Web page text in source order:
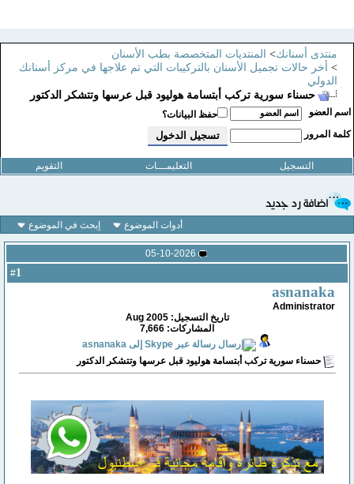
منتدى أسنانك>المنتديات المتخصصة بطب الأسنان
>أخر حالات تجميل الأسنان بالتركيبات التي تم علاجها في مركز أسنانك
الدولي
حسناء سورية تركب أبتسامة هوليود قبل عرسها وتتشكر الدكتور
اسم العضو
حفظ البيانات؟
كلمة المرور
التسجيل التعليمـــات التقويم
أدوات الموضوع إبحث في الموضوع
05-10-2026
asnanaka
Administrator
تاريخ التسجيل: Aug 2005
المشاركات: 7,666
حسناء سورية تركب أبتسامة هوليود قبل عرسها وتتشكر الدكتور